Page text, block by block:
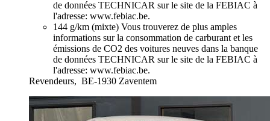
de données TECHNICAR sur le site de la FEBIAC à
l'adresse: www.febiac.be.
144 g/km (mixte) Vous trouverez de plus amples
informations sur la consommation de carburant et les
émissions de CO2 des voitures neuves dans la banque
de données TECHNICAR sur le site de la FEBIAC à
l'adresse: www.febiac.be.
Revendeurs, BE-1930 Zaventem